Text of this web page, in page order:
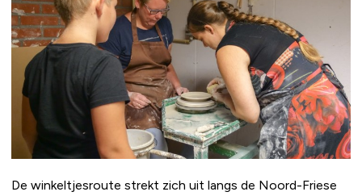
De winkeltjesroute strekt zich uit langs de Noord-Friese